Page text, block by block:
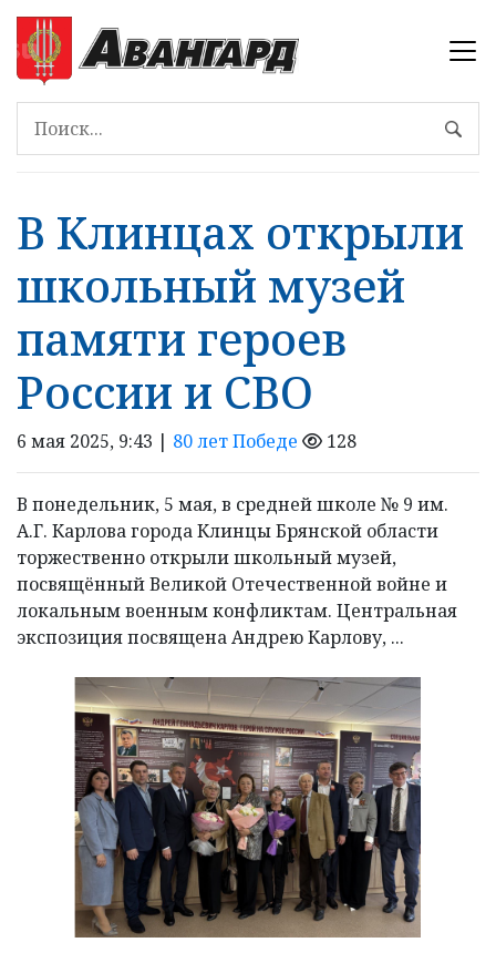
В Клинцах открыли
школьный музей
памяти героев
России и СВО
6 мая 2025, 9:43 | 80 лет Победе 128
В понедельник, 5 мая, в средней школе № 9 им.
А.Г. Карлова города Клинцы Брянской области
торжественно открыли школьный музей,
посвящённый Великой Отечественной войне и
локальным военным конфликтам. Центральная
экспозиция посвящена Андрею Карлову, ...